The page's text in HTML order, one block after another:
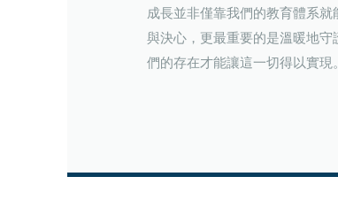
成長並非僅靠我們的教育體系
與決心，更最重要的是溫暖地
們的存在才能讓這一切得以實現。